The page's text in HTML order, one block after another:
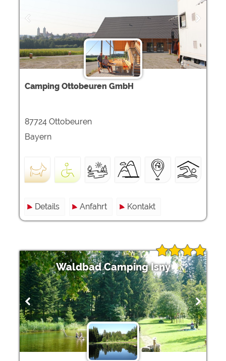
Camping Ottobeuren GmbH
87724 Ottobeuren
Bayern
Details Anfahrt Kontakt
Waldbad Camping Isny
https://policies.google.com/privacy
Die Cookieeinstellungen können jeder Zeit im Footer
über "COOKIES" geändert werden!